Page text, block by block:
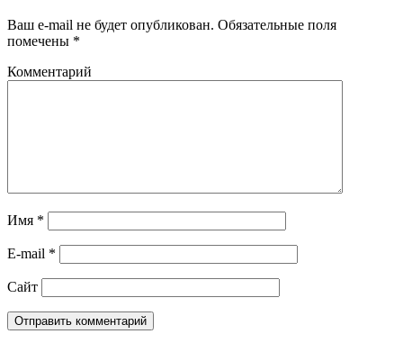
Ваш e-mail не будет опубликован. Обязательные поля
помечены *
Комментарий
Имя *
E-mail *
Сайт